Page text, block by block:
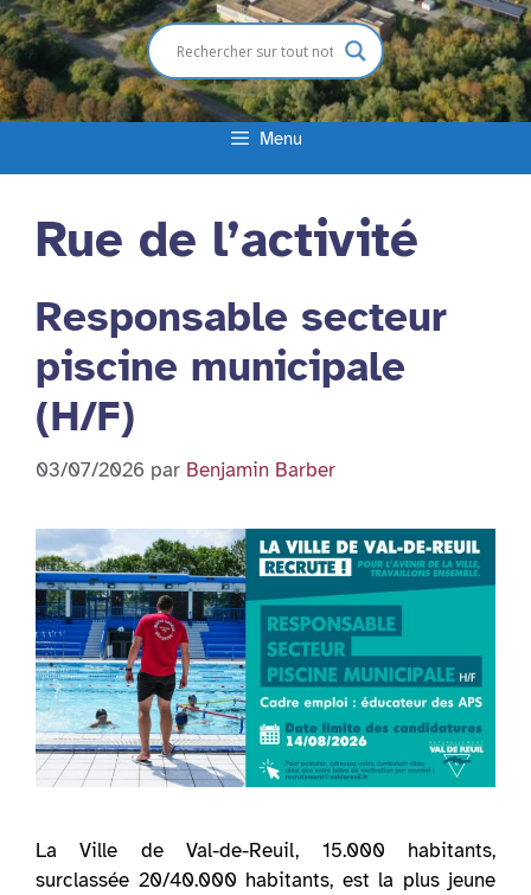
Menu
Rue de l’activité
Responsable secteur
piscine municipale
(H/F)
03/07/2026 par Benjamin Barber
La Ville de Val-de-Reuil, 15.000 habitants,
surclassée 20/40.000 habitants, est la plus jeune